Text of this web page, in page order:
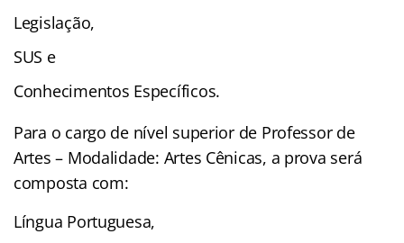
Legislação,
SUS e
Conhecimentos Específicos.
Para o cargo de nível superior de Professor de
Artes – Modalidade: Artes Cênicas, a prova será
composta com:
Língua Portuguesa,